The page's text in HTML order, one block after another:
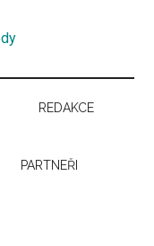
REDAKCE
PARTNEŘI